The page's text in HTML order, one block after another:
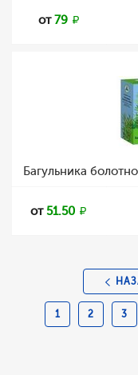
от79
Багульника
от51.50
1 2 3